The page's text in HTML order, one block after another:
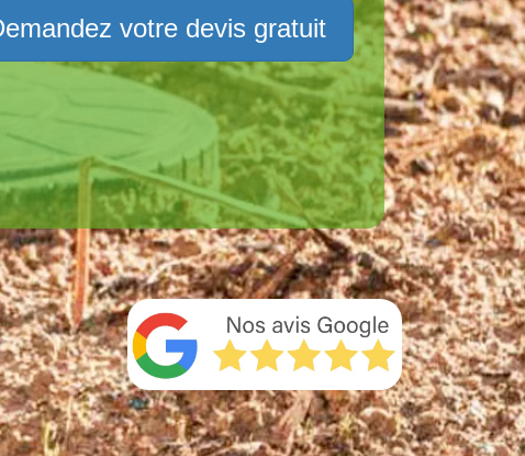
votre devis gratuit